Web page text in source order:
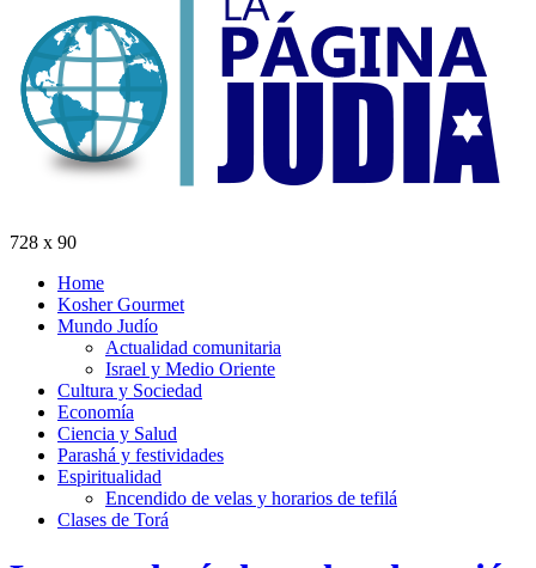
728 x 90
Home
Kosher Gourmet
Mundo Judío
Actualidad comunitaria
Israel y Medio Oriente
Cultura y Sociedad
Economía
Ciencia y Salud
Parashá y festividades
Espiritualidad
Encendido de velas y horarios de tefilá
Clases de Torá